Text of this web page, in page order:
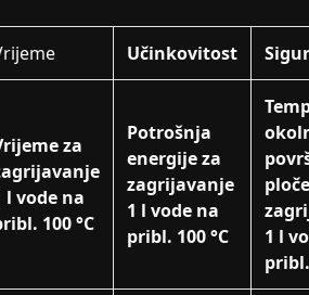
Učinkovitost
za
l vode na
100 °C
Potrošnja
energije za
zagrijavanje
1 l vode na
pribl. 100 °C
1 l
pribl.